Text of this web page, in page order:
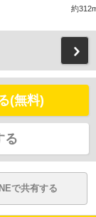
約
(無料)
る
で共有する